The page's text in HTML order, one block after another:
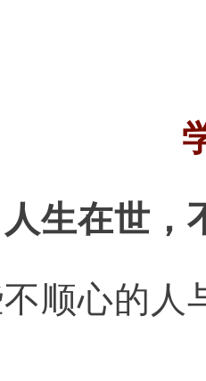
人生在世，
顺心的人